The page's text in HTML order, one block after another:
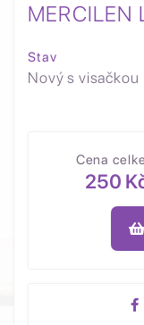
Stav
Nový s visačkou
Cena
250